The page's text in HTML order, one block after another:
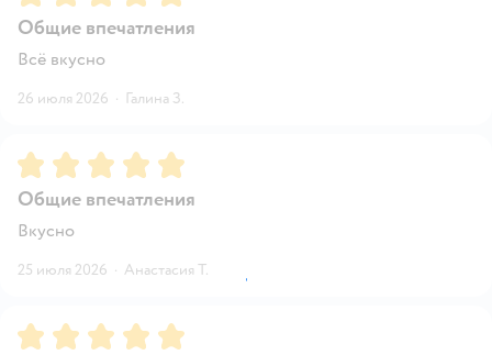
Общие впечатления
Всё вкусно
26 июля 2026 · Галина З.
Рейтинг:5
Общие впечатления
Вкусно
25 июля 2026 · Анастасия Т.
Рейтинг:5